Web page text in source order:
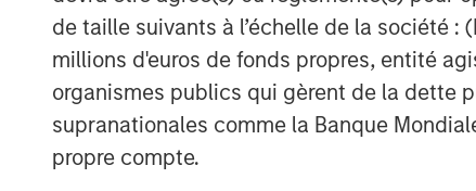
de taille suivants à l’échelle de la société
millions d'euros de fonds propres, entité
organismes publics qui gèrent de la dette
supranationales comme la Banque
propre compte.
potential for value creation through
further information about Morgan
www.morganstanley.com/im/
About Morgan Stanley Investment
Morgan Stanley Investment